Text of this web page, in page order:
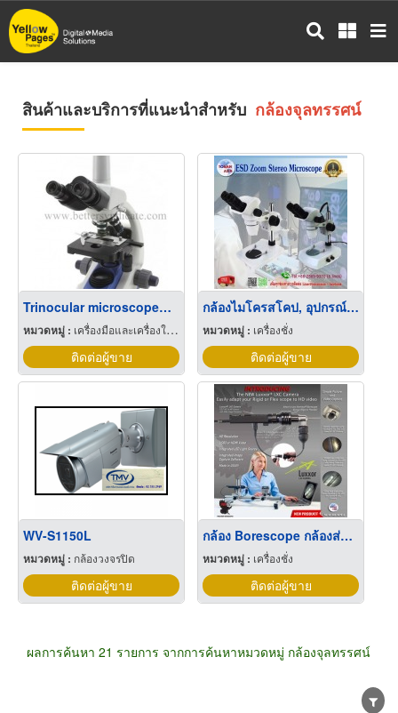
ข้าม
ไป
สินค้าและบริการที่แนะนำสำหรับ กล้องจุลทรรศน์
Trinocular microscopemodle: B193(กล้องจุลทรรศน์)
หมวดหมู่ : เครื่องมือและเครื่องใช้ทางวิทยาศาสตร์
ติดต่อผู้ขาย
กล้องไมโครสโคป, อุปกรณ์เสริม, Microscope
หมวดหมู่ : เครื่องชั่ง
ติดต่อผู้ขาย
WV-S1150L
หมวดหมู่ : กล้องวงจรปิด
ติดต่อผู้ขาย
กล้อง Borescope กล้องส่องในท่อ กล้องงู
หมวดหมู่ : เครื่องชั่ง
ติดต่อผู้ขาย
ผลการค้นหา 21 รายการ จากการค้นหาหมวดหมู่ กล้องจุลทรรศน์